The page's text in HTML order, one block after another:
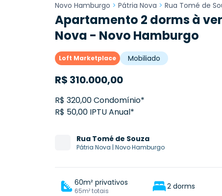
Novo Hamburgo > Pátria Nova > Rua Tomé de
Apartamento 2 dorms à
Nova - Novo Hamburgo
Loft Marketplace Mobiliado
R$ 310.000,00
R$ 320,00 Condomínio*
R$ 50,00 IPTU Anual*
Rua Tomé de Souza
Pátria Nova | Novo Hamburgo
60m² privativos
65m² totais 2 dorms